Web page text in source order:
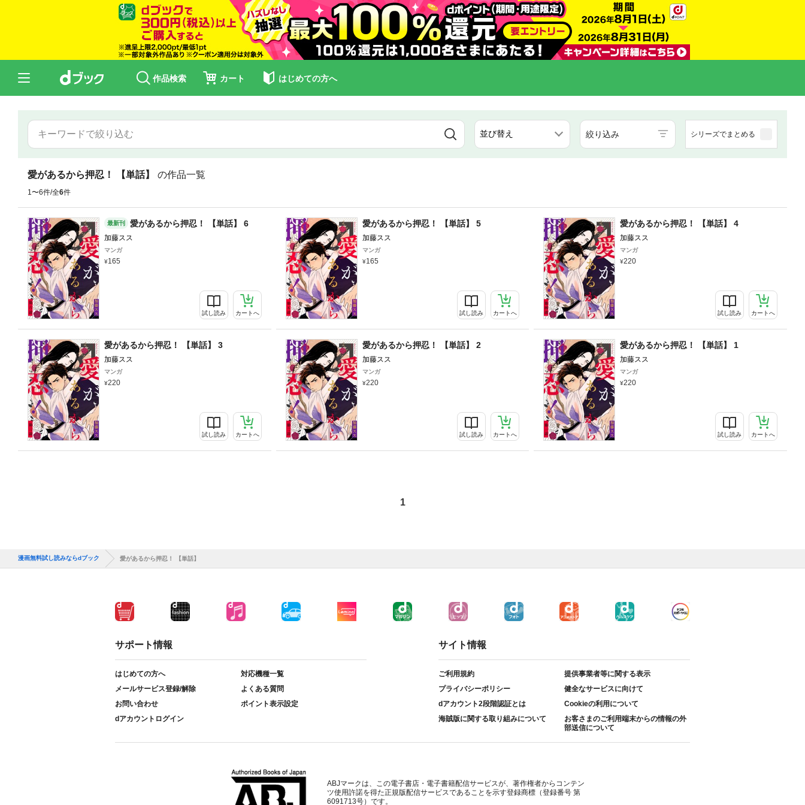
作品検索 カート はじめての方へ
絞り込み シリーズでまとめる
愛があるから押忍！ 【単話】 の作品一覧
1〜6件/全6件
最新刊 愛があるから押忍！ 【単話】 6
加藤スス
マンガ
165
試し読み カートへ
愛があるから押忍！ 【単話】 5
加藤スス
マンガ
165
試し読み カートへ
愛があるから押忍！ 【単話】 4
加藤スス
マンガ
220
試し読み カートへ
愛があるから押忍！ 【単話】 3
加藤スス
マンガ
220
試し読み カートへ
愛があるから押忍！ 【単話】 2
加藤スス
マンガ
220
試し読み カートへ
愛があるから押忍！ 【単話】 1
加藤スス
マンガ
220
試し読み カートへ
1
漫画無料試し読みならdブック 愛があるから押忍！ 【単話】
サポート情報
はじめての方へ
対応機種一覧
メールサービス登録/解除
よくある質問
お問い合わせ
ポイント表示設定
dアカウントログイン
サイト情報
ご利用規約
提供事業者等に関する表示
プライバシーポリシー
健全なサービスに向けて
dアカウント2段階認証とは
Cookieの利用について
海賊版に関する取り組みについて
お客さまのご利用端末からの情報の外
部送信について
ABJマークは、この電子書店・電子書籍配信サービスが、著作権者からコンテン
ツ使用許諾を得た正規版配信サービスであることを示す登録商標（登録番号 第
6091713号）です。